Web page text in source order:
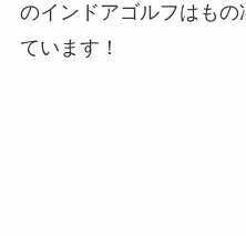
のインドアゴルフはも
ています！